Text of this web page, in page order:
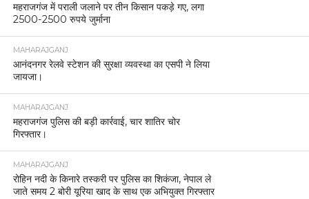
महराजगंज में पराली जलाने पर तीन किसान पकड़े गए, लगा
2500-2500 रुपये जुर्माना
MAHARAJGANJ
आनंदनगर रेलवे स्टेशन की सुरक्षा व्यवस्था का एसपी ने लिया
जायजा।
MAHARAJGANJ
महराजगंज पुलिस की बड़ी कार्रवाई, चार शातिर चोर
गिरफ्तार।
MAHARAJGANJ
रोहिन नदी के किनारे तस्करी पर पुलिस का शिकंजा, नेपाल ले
जाते समय 2 बोरी यूरिया खाद के साथ एक अभियुक्त गिरफ्तार